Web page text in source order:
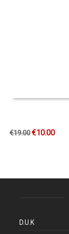
€19.00€10.00
D.U.K